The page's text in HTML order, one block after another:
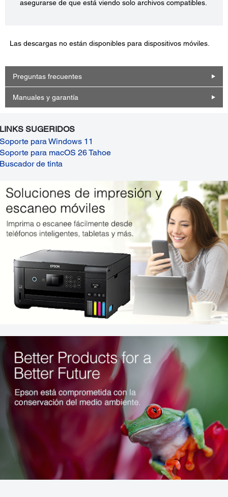
asegurarse de que está viendo solo archivos compatibles.
Las descargas no están disponibles para dispositivos móviles.
Preguntas frecuentes
Manuales y garantía
LINKS SUGERIDOS
Soporte para Windows 11
Soporte para macOS 26 Tahoe
Buscador de tinta